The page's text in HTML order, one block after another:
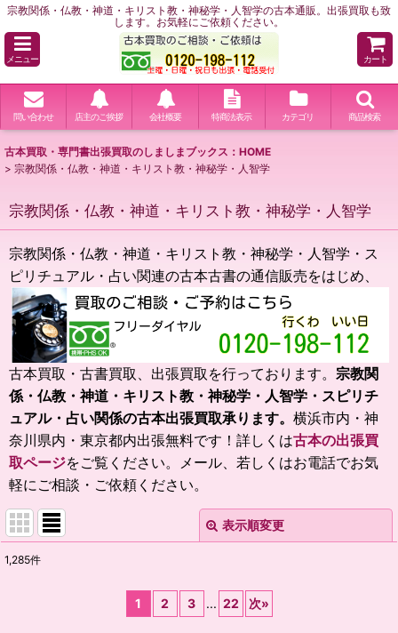
宗教関係・仏教・神道・キリスト教・神秘学・人智学の古本通販。出張買取も致
します。お気軽にご依頼ください。
メニュー カート
問い合わせ 店主のご挨拶 会社概要 特商法表示 カテゴリ 商品検索
古本買取・専門書出張買取のしましまブックス：HOME
> 宗教関係・仏教・神道・キリスト教・神秘学・人智学
宗教関係・仏教・神道・キリスト教・神秘学・人智学
宗教関係・仏教・神道・キリスト教・神秘学・人智学・ス
ピリチュアル・占い関連の古本古書の通信販売をは じめ、
古本買取・古書買取、出張買取を行っております。 宗教関
係・仏教・神道・キリスト教・神秘学・人智学・スピリチ
ュアル・占い関係の古本出張買取承ります。 横浜市内・神
奈川県内・東京都内出張無料です！ 詳しくは古本の出張買
取ページをご覧ください。メール、若しくはお電話でお気
軽にご相談・ご依頼ください。
表示順変更
1,285件
1 2 3 ... 22 次»